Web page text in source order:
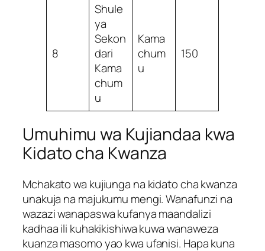
8
Shule
ya
Sekon
dari
Kama
chum
u
Kama
chum
u
150
Umuhimu wa Kujiandaa kwa
Kidato cha Kwanza
Mchakato wa kujiunga na kidato cha kwanza
unakuja na majukumu mengi. Wanafunzi na
wazazi wanapaswa kufanya maandalizi
kadhaa ili kuhakikishiwa kuwa wanaweza
kuanza masomo yao kwa ufanisi. Hapa kuna